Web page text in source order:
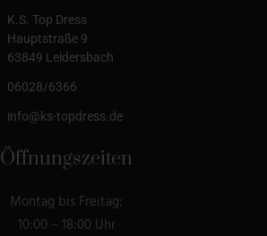
K.S. Top Dress
Hauptstraße 9
63849 Leidersbach
06028/6366
info@ks-topdress.de
Öffnungszeiten
Montag bis Freitag:
10:00 – 18:00 Uhr